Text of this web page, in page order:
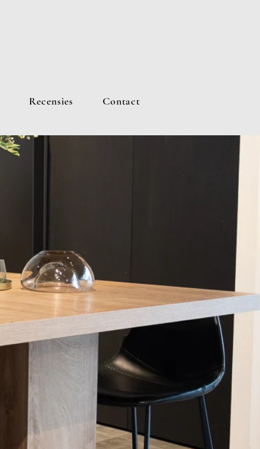
Recensies Contact